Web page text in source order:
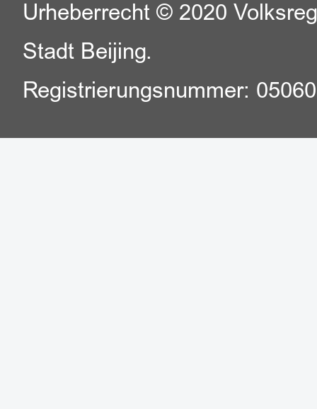
Urheberrecht © 2020
Stadt Beijing.
Registrierungsnummer: